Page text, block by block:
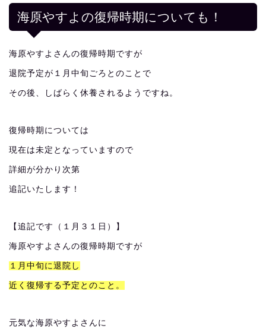
海原やすよの復帰時期についても！
海原やすよさんの復帰時期ですが
退院予定が１月中旬ごろとのことで
その後、しばらく休養されるようですね。
復帰時期については
現在は未定となっていますので
詳細が分かり次第
追記いたします！
【追記です（１月３１日）】
海原やすよさんの復帰時期ですが
１月中旬に退院し
近く復帰する予定とのこと。
元気な海原やすよさんに